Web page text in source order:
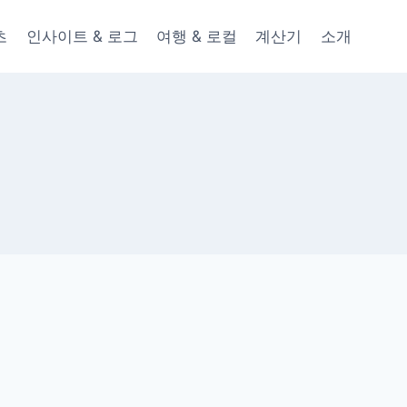
인사이트 & 로그 여행 & 로컬 계산기 소개